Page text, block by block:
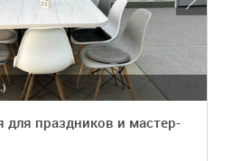
для праздников и мастер-